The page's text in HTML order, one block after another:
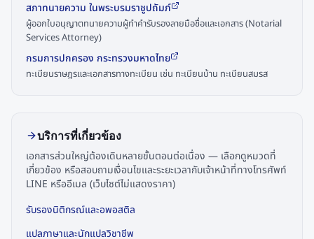
สภาทนายความ ในพระบรมราชูปถัมภ์
ผู้ออกใบอนุญาตทนายความผู้ทำคำรับรองลายมือชื่อและเอกสาร (Notarial
Services Attorney)
กรมการปกครอง กระทรวงมหาดไทย
ทะเบียนราษฎรและเอกสารทางทะเบียน เช่น ทะเบียนบ้าน ทะเบียนสมรส
บริการที่เกี่ยวข้อง
เอกสารส่วนใหญ่ต้องเดินหลายขั้นตอนต่อเนื่อง — เลือกดูหมวดที่
เกี่ยวข้อง หรือสอบถามเงื่อนไขและระยะเวลากับเจ้าหน้าที่ทางโทรศัพท์
LINE หรืออีเมล (เว็บไซต์ไม่แสดงราคา)
รับรองนิติกรณ์และอพอสติล
แปลภาษาและนักแปลวิชาชีพ